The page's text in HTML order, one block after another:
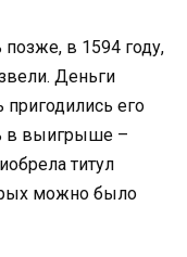
в 1594 году,
Деньги
его
в выигрыше –
титул
можно было